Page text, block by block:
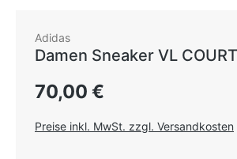
Adidas
Damen Sneaker VL
Regulärer Preis:
70,00 €
Preise inkl. MwSt. zzgl. Versandkosten